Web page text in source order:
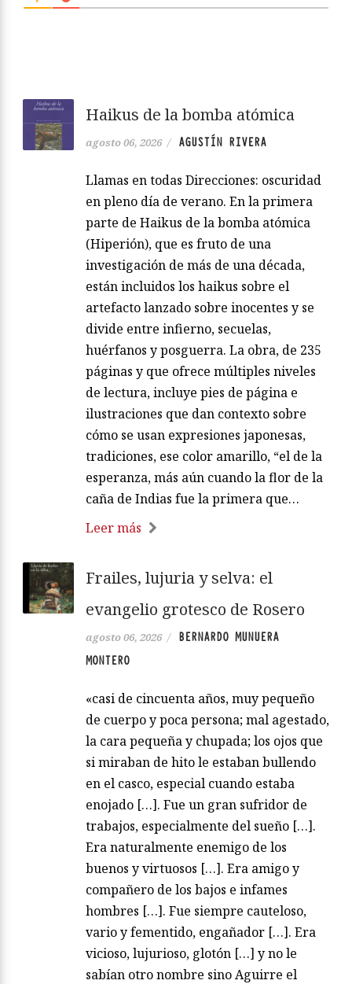
Haikus de la bomba atómica
agosto 06, 2026 / AGUSTÍN RIVERA
Llamas en todas Direcciones: oscuridad
en pleno día de verano. En la primera
parte de Haikus de la bomba atómica
(Hiperión), que es fruto de una
investigación de más de una década,
están incluidos los haikus sobre el
artefacto lanzado sobre inocentes y se
divide entre infierno, secuelas,
huérfanos y posguerra. La obra, de 235
páginas y que ofrece múltiples niveles
de lectura, incluye pies de página e
ilustraciones que dan contexto sobre
cómo se usan expresiones japonesas,
tradiciones, ese color amarillo, “el de la
esperanza, más aún cuando la flor de la
caña de Indias fue la primera que…
Leer más
Frailes, lujuria y selva: el
evangelio grotesco de Rosero
agosto 06, 2026 /
BERNARDO MUNUERA
MONTERO
«casi de cincuenta años, muy pequeño
de cuerpo y poca persona; mal agestado,
la cara pequeña y chupada; los ojos que
si miraban de hito le estaban bullendo
en el casco, especial cuando estaba
enojado […]. Fue un gran sufridor de
trabajos, especialmente del sueño […].
Era naturalmente enemigo de los
buenos y virtuosos […]. Era amigo y
compañero de los bajos e infames
hombres […]. Fue siempre cauteloso,
vario y fementido, engañador […]. Era
vicioso, lujurioso, glotón […] y no le
sabían otro nombre sino Aguirre el